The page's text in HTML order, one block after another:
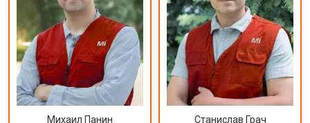
Михаил Панин Станислав Грач